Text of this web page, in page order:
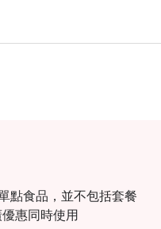
點食品，並不包括套餐
惠同時使用